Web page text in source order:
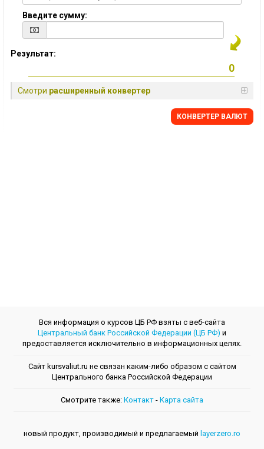
Введите сумму:
Результат:
Смотри расширенный конвертер
КОНВЕРТЕР ВАЛЮТ
Вся информация о курсов ЦБ РФ взяты с веб-сайта
Центральный банк Российской Федерации (ЦБ РФ) и
предоставляется исключительно в информационных целях.
Сайт kursvaliut.ru не связан каким-либо образом с сайтом
Центрального банкa Российской Федерации
Смотрите также: Контакт - Kарта сайта
новый продукт, производимый и предлагаемый layerzero.ro